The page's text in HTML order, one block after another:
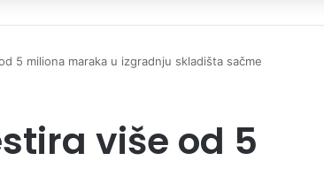
5 miliona maraka u izgradnju skladišta sačme
više od 5